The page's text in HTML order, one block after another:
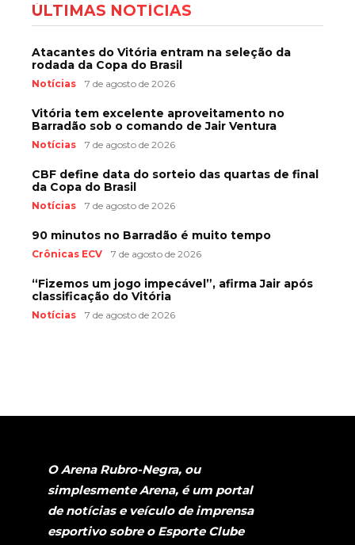
ÚLTIMAS NOTÍCIAS
Atacantes do Vitória entram na seleção da
rodada da Copa do Brasil
Notícias 7 de agosto de 2026
Vitória tem excelente aproveitamento no
Barradão sob o comando de Jair Ventura
Notícias 7 de agosto de 2026
CBF define data do sorteio das quartas de final
da Copa do Brasil
Notícias 7 de agosto de 2026
90 minutos no Barradão é muito tempo
Crônicas ECV 7 de agosto de 2026
“Fizemos um jogo impecável”, afirma Jair após
classificação do Vitória
Notícias 7 de agosto de 2026
O Arena Rubro-Negra, ou
simplesmente Arena, é um portal
de notícias e veículo de imprensa
esportivo sobre o Esporte Clube